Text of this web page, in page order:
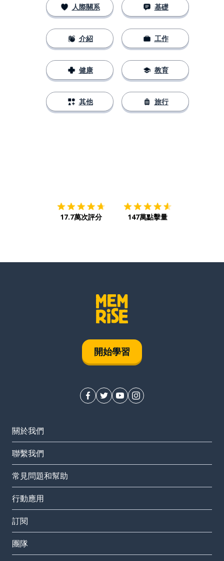
人際關系
介紹
健康
其他
基礎
工作
教育
旅行
17.7萬次評分 147萬點擊量
開始學習
關於我們
聯繫我們
常見問題和幫助
行動應用
訂閱
團隊